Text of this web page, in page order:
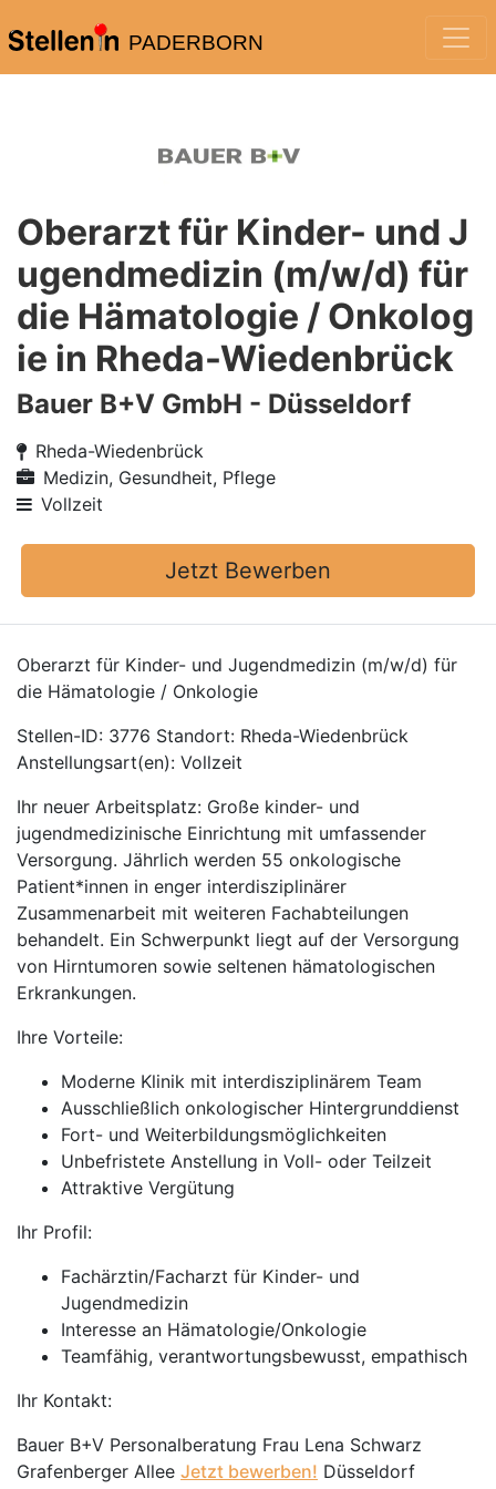
PADERBORN
Oberarzt für Kinder- und J
ugendmedizin (m/w/d) für
die Hämatologie / Onkolog
ie in Rheda-Wiedenbrück
Bauer B+V GmbH - Düsseldorf
Rheda-Wiedenbrück
Medizin, Gesundheit, Pflege
Vollzeit
Jetzt Bewerben
Oberarzt für Kinder- und Jugendmedizin (m/w/d) für
die Hämatologie / Onkologie
Stellen-ID: 3776 Standort: Rheda-Wiedenbrück
Anstellungsart(en): Vollzeit
Ihr neuer Arbeitsplatz: Große kinder- und
jugendmedizinische Einrichtung mit umfassender
Versorgung. Jährlich werden 55 onkologische
Patient*innen in enger interdisziplinärer
Zusammenarbeit mit weiteren Fachabteilungen
behandelt. Ein Schwerpunkt liegt auf der Versorgung
von Hirntumoren sowie seltenen hämatologischen
Erkrankungen.
Ihre Vorteile:
Moderne Klinik mit interdisziplinärem Team
Ausschließlich onkologischer Hintergrunddienst
Fort- und Weiterbildungsmöglichkeiten
Unbefristete Anstellung in Voll- oder Teilzeit
Attraktive Vergütung
Ihr Profil:
Fachärztin/Facharzt für Kinder- und
Jugendmedizin
Interesse an Hämatologie/Onkologie
Teamfähig, verantwortungsbewusst, empathisch
Ihr Kontakt:
Bauer B+V Personalberatung Frau Lena Schwarz
Grafenberger Allee Jetzt bewerben! Düsseldorf